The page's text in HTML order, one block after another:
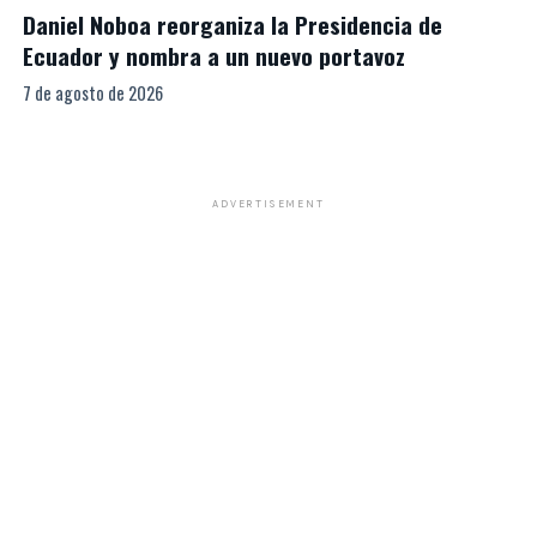
Daniel Noboa reorganiza la Presidencia de
Ecuador y nombra a un nuevo portavoz
7 de agosto de 2026
ADVERTISEMENT